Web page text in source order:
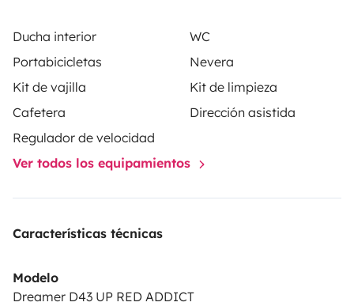
Ducha interior
WC
Portabicicletas
Nevera
Kit de vajilla
Kit de limpieza
Cafetera
Dirección asistida
Regulador de velocidad
Ver todos los equipamientos
Características técnicas
Modelo
Dreamer D43 UP RED ADDICT